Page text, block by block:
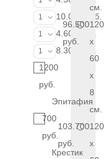
Портрет
1
10.000 руб.
Фотокерамика
1
4.600 руб.
Фото на
1
8.300 руб.
1200
руб.
Эпитафия
700
руб.
Крестик
см.
96.500
руб.
120
x
60
x
8
см.
103.700
руб.
120
x